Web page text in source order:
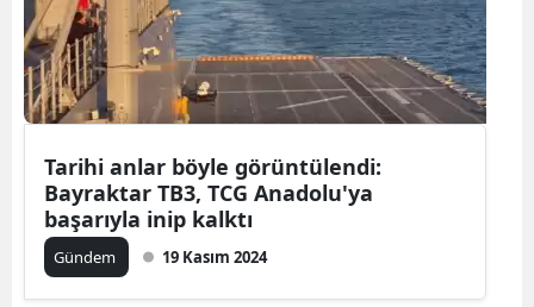
Tarihi anlar böyle görüntülendi:
Bayraktar TB3, TCG Anadolu'ya
başarıyla inip kalktı
Gündem 19 Kasım 2024